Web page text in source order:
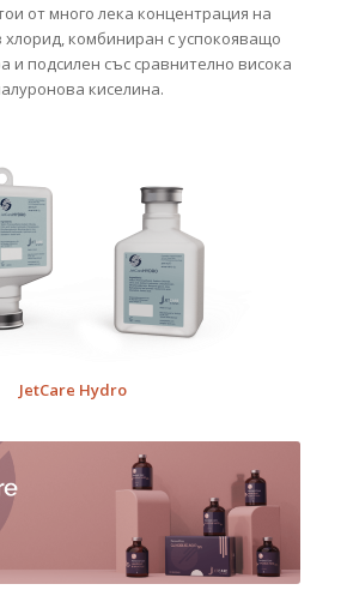
от много лека концентрация на
комбиниран с успокояващо
и подсилен със сравнително висока
киселина.
JetCare Hydro